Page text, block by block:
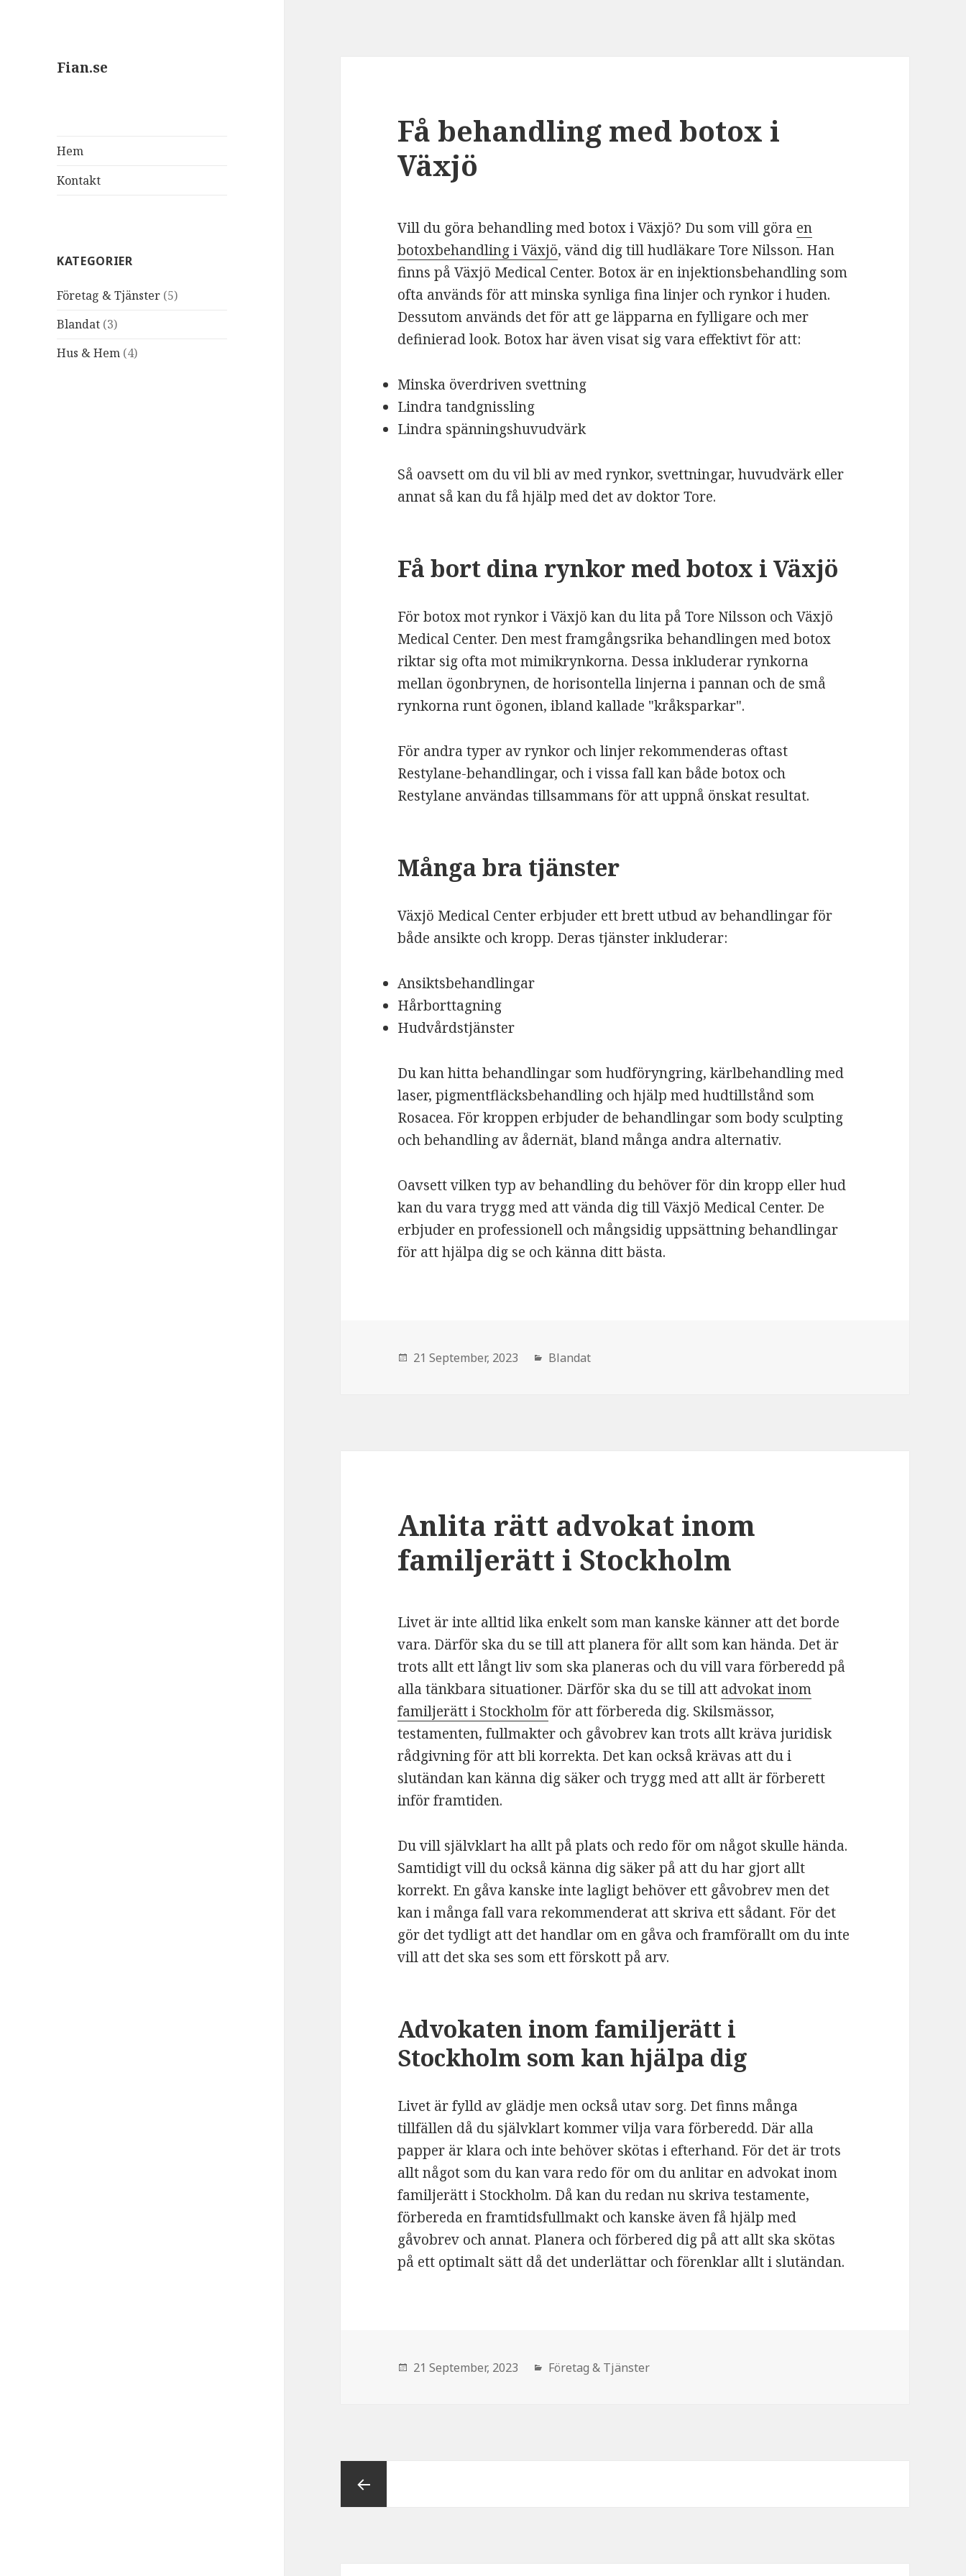
Fian.se
Hem
Kontakt
KATEGORIER
Företag & Tjänster (5)
Blandat (3)
Hus & Hem (4)
Få behandling med botox i
Växjö
Vill du göra behandling med botox i Växjö? Du som vill göra en
botoxbehandling i Växjö, vänd dig till hudläkare Tore Nilsson. Han
finns på Växjö Medical Center. Botox är en injektionsbehandling som
ofta används för att minska synliga fina linjer och rynkor i huden.
Dessutom används det för att ge läpparna en fylligare och mer
definierad look. Botox har även visat sig vara effektivt för att:
Minska överdriven svettning
Lindra tandgnissling
Lindra spänningshuvudvärk
Så oavsett om du vil bli av med rynkor, svettningar, huvudvärk eller
annat så kan du få hjälp med det av doktor Tore.
Få bort dina rynkor med botox i Växjö
För botox mot rynkor i Växjö kan du lita på Tore Nilsson och Växjö
Medical Center. Den mest framgångsrika behandlingen med botox
riktar sig ofta mot mimikrynkorna. Dessa inkluderar rynkorna
mellan ögonbrynen, de horisontella linjerna i pannan och de små
rynkorna runt ögonen, ibland kallade "kråksparkar".
För andra typer av rynkor och linjer rekommenderas oftast
Restylane-behandlingar, och i vissa fall kan både botox och
Restylane användas tillsammans för att uppnå önskat resultat.
Många bra tjänster
Växjö Medical Center erbjuder ett brett utbud av behandlingar för
både ansikte och kropp. Deras tjänster inkluderar:
Ansiktsbehandlingar
Hårborttagning
Hudvårdstjänster
Du kan hitta behandlingar som hudföryngring, kärlbehandling med
laser, pigmentfläcksbehandling och hjälp med hudtillstånd som
Rosacea. För kroppen erbjuder de behandlingar som body sculpting
och behandling av ådernät, bland många andra alternativ.
Oavsett vilken typ av behandling du behöver för din kropp eller hud
kan du vara trygg med att vända dig till Växjö Medical Center. De
erbjuder en professionell och mångsidig uppsättning behandlingar
för att hjälpa dig se och känna ditt bästa.
den
21 September, 2023 Kategorier:
Blandat
Anlita rätt advokat inom
familjerätt i Stockholm
Livet är inte alltid lika enkelt som man kanske känner att det borde
vara. Därför ska du se till att planera för allt som kan hända. Det är
trots allt ett långt liv som ska planeras och du vill vara förberedd på
alla tänkbara situationer. Därför ska du se till att advokat inom
familjerätt i Stockholmför att förbereda dig. Skilsmässor,
testamenten, fullmakter och gåvobrev kan trots allt kräva juridisk
rådgivning för att bli korrekta. Det kan också krävas att du i
slutändan kan känna dig säker och trygg med att allt är förberett
inför framtiden.
Du vill självklart ha allt på plats och redo för om något skulle hända.
Samtidigt vill du också känna dig säker på att du har gjort allt
korrekt. En gåva kanske inte lagligt behöver ett gåvobrev men det
kan i många fall vara rekommenderat att skriva ett sådant. För det
gör det tydligt att det handlar om en gåva och framförallt om du inte
vill att det ska ses som ett förskott på arv.
Advokaten inom familjerätt i
Stockholm som kan hjälpa dig
Livet är fylld av glädje men också utav sorg. Det finns många
tillfällen då du självklart kommer vilja vara förberedd. Där alla
papper är klara och inte behöver skötas i efterhand. För det är trots
allt något som du kan vara redo för om du anlitar en advokat inom
familjerätt i Stockholm. Då kan du redan nu skriva testamente,
förbereda en framtidsfullmakt och kanske även få hjälp med
gåvobrev och annat. Planera och förbered dig på att allt ska skötas
på ett optimalt sätt då det underlättar och förenklar allt i slutändan.
den
21 September, 2023 Kategorier:
Företag & Tjänster